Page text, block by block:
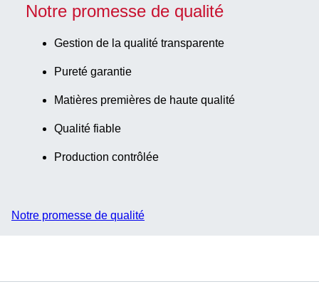
Notre promesse de qualité
Gestion de la qualité transparente
Pureté garantie
Matières premières de haute qualité
Qualité fiable
Production contrôlée
Notre promesse de qualité